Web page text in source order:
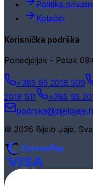
Politika
Kolačići
Korisnička podrška
Ponedjeljak - Petak
+385 95 2018 509
2018 511
+385 95
© 2026 Bijelo Jaje.